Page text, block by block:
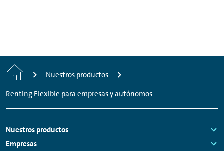
Inicio
Nuestros productos
Renting Flexible para empresas y autónomos
Footer
Nuestros productos
Links:
Empresas